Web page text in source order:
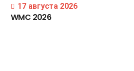
17 августа 2026
WMC 2026